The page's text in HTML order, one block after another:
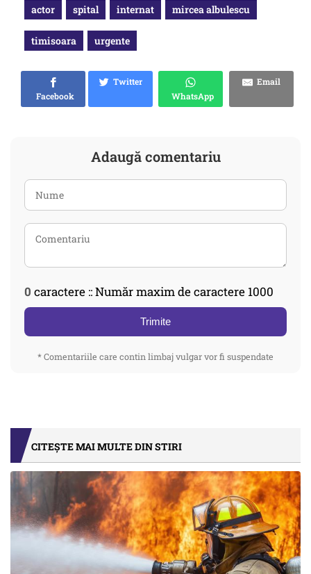
actor spital internat mircea albulescu
timisoara urgente
Facebook
Twitter
WhatsApp
Email
Adaugă comentariu
0 caractere :: Număr maxim de caractere 1000
Trimite
* Comentariile care contin limbaj vulgar vor fi suspendate
CITEȘTE MAI MULTE DIN STIRI